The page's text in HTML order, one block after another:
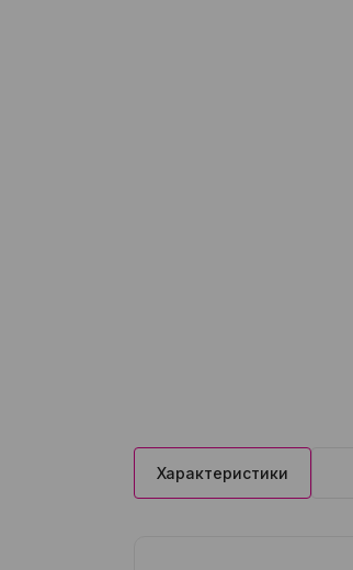
Характеристики